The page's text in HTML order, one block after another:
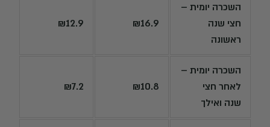
השכרה יומית –
חצי שנה
ראשונה
₪16.9
₪12.9
השכרה יומית –
לאחר חצי
שנה ואילך
₪10.8
₪7.2